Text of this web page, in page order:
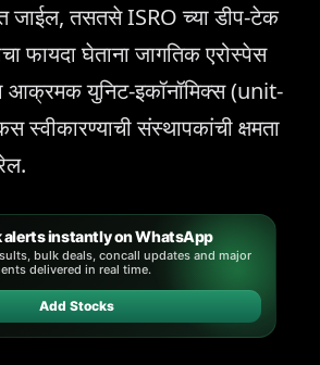
जाईल, तसतसे ISRO च्या डीप-टेक
फायदा घेताना जागतिक एरोस्पेस
आक्रमक युनिट-इकॉनॉमिक्स (unit-
संस्थापकांची क्षमता
alerts instantly on WhatsApp
bulk deals, concall updates and major
delivered in real time.
Add Stocks